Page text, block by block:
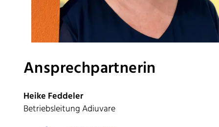
Ansprechpartnerin
Heike Feddeler
Betriebsleitung Adiuvare